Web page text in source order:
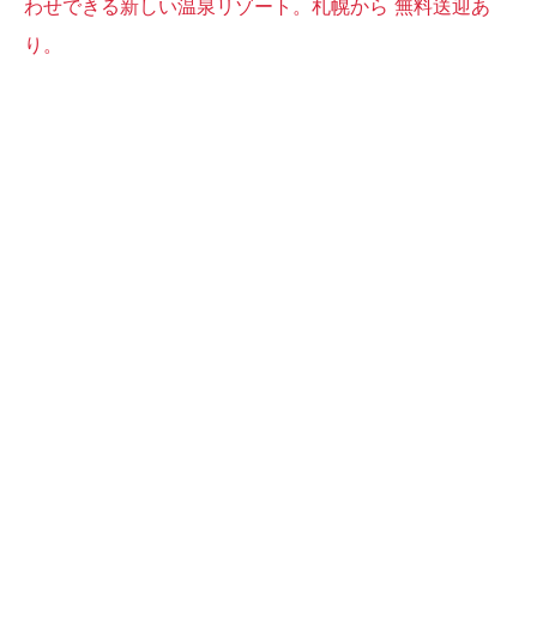
わせできる新しい温泉リゾート。札幌から 無料送迎あ
り。